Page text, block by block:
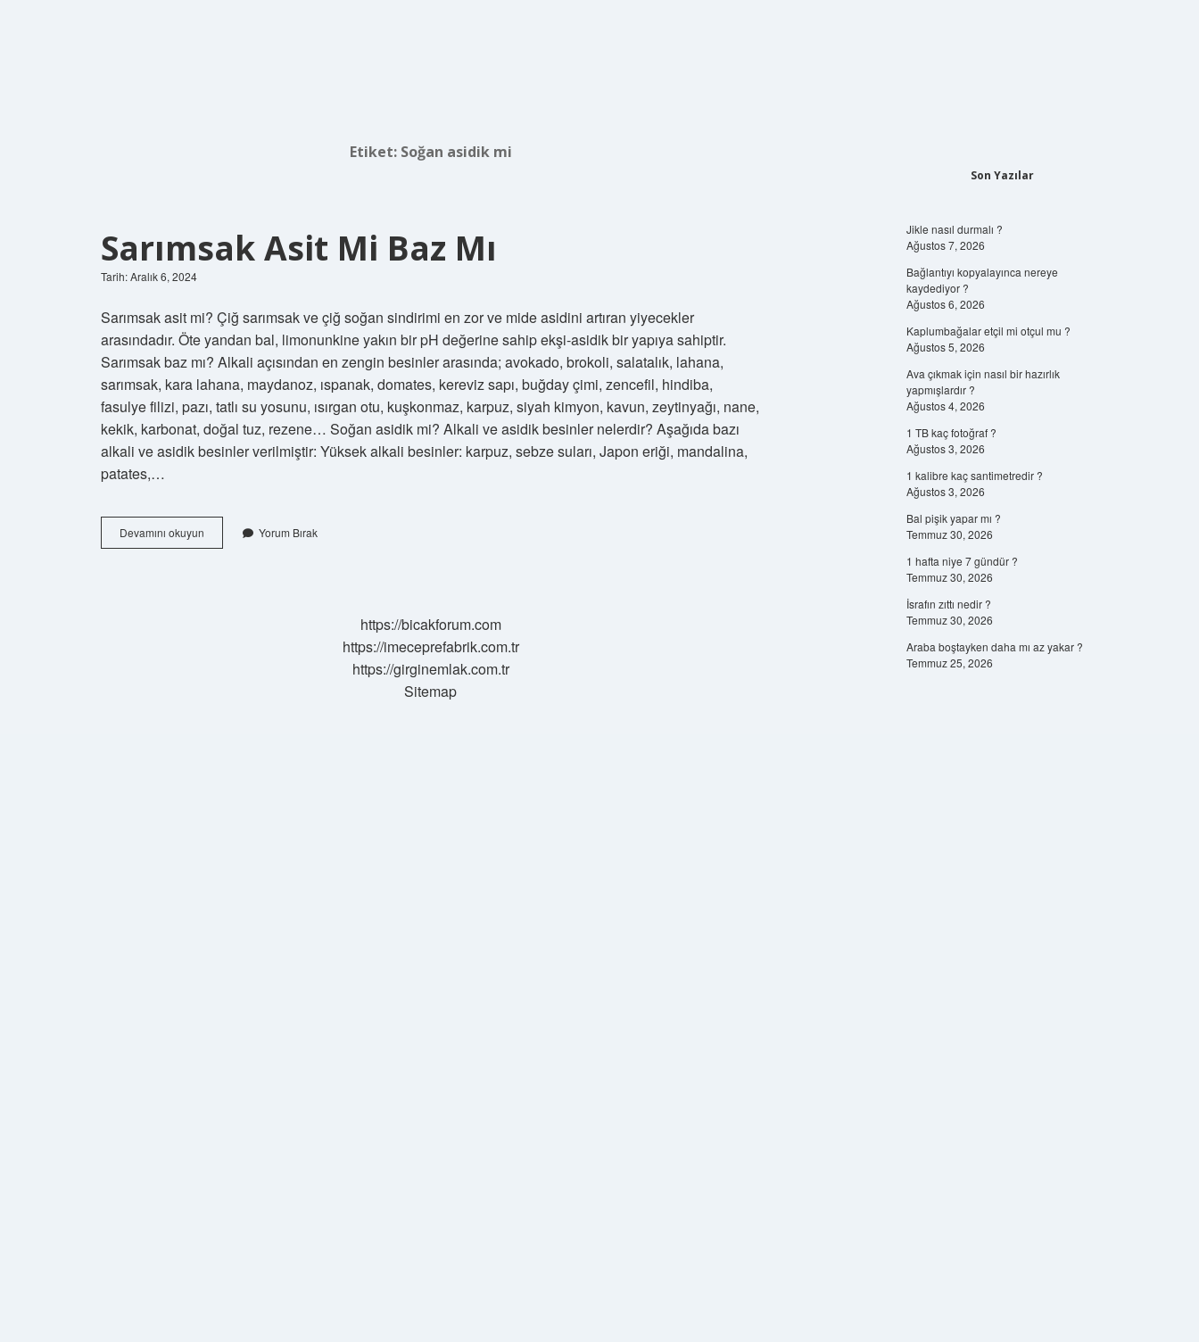
Etiket: Soğan asidik mi
Sarımsak Asit Mi Baz Mı
Tarih: Aralık 6, 2024
Sarımsak asit mi? Çiğ sarımsak ve çiğ soğan sindirimi en zor ve mide asidini artıran yiyecekler
arasındadır. Öte yandan bal, limonunkine yakın bir pH değerine sahip ekşi-asidik bir yapıya sahiptir.
Sarımsak baz mı? Alkali açısından en zengin besinler arasında; avokado, brokoli, salatalık, lahana,
sarımsak, kara lahana, maydanoz, ıspanak, domates, kereviz sapı, buğday çimi, zencefil, hindiba,
fasulye filizi, pazı, tatlı su yosunu, ısırgan otu, kuşkonmaz, karpuz, siyah kimyon, kavun, zeytinyağı, nane,
kekik, karbonat, doğal tuz, rezene… Soğan asidik mi? Alkali ve asidik besinler nelerdir? Aşağıda bazı
alkali ve asidik besinler verilmiştir: Yüksek alkali besinler: karpuz, sebze suları, Japon eriği, mandalina,
patates,…
Devamını okuyun Sarımsak
Asit
Yorum Bırak
https://bicakforum.com
https://imeceprefabrik.com.tr
https://girginemlak.com.tr
Sitemap
Son Yazılar
Jikle nasıl durmalı ?
Ağustos 7, 2026
Bağlantıyı kopyalayınca nereye
kaydediyor ?
Ağustos 6, 2026
Kaplumbağalar etçil mi otçul mu ?
Ağustos 5, 2026
Ava çıkmak için nasıl bir hazırlık
yapmışlardır ?
Ağustos 4, 2026
1 TB kaç fotoğraf ?
Ağustos 3, 2026
1 kalibre kaç santimetredir ?
Ağustos 3, 2026
Bal pişik yapar mı ?
Temmuz 30, 2026
1 hafta niye 7 gündür ?
Temmuz 30, 2026
İsrafın zıttı nedir ?
Temmuz 30, 2026
Araba boştayken daha mı az yakar ?
Temmuz 25, 2026